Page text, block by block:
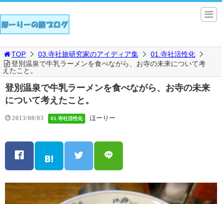
TOP 03.寺社旅研究家のアイディア集
01.寺社活性化
登別温泉で牛乳ラーメンを食べながら、お寺の未来について考
えたこと。
登別温泉で牛乳ラーメンを食べながら、お寺の未来
について考えたこと。
2013/08/03 01.寺社活性化 ほーりー